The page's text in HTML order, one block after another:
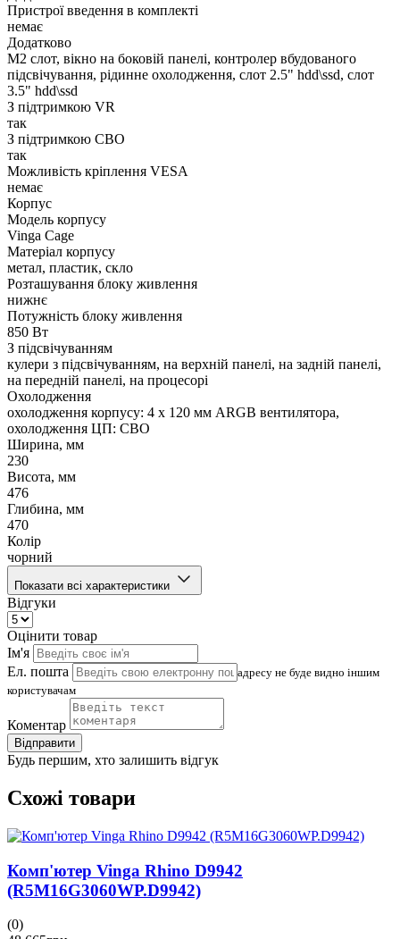
Пристрої введення в комплекті
немає
Додатково
M2 слот, вікно на боковій панелі, контролер вбудованого
підсвічування, рідинне охолодження, слот 2.5" hdd\ssd, слот
3.5" hdd\ssd
З підтримкою VR
так
З підтримкою СВО
так
Можливість кріплення VESA
немає
Корпус
Модель корпусу
Vinga Cage
Матеріал корпусу
метал, пластик, скло
Розташування блоку живлення
нижнє
Потужність блоку живлення
850 Вт
З підсвічуванням
кулери з підсвічуванням, на верхній панелі, на задній панелі,
на передній панелі, на процесорі
Охолодження
охолодження корпусу: 4 x 120 мм ARGB вентилятора,
охолодження ЦП: СВО
Ширина, мм
230
Висота, мм
476
Глибина, мм
470
Колір
чорний
Показати всі характеристики
Відгуки
Оцінити товар
Ім'я
Ел. пошта
адресу не буде видно іншим
користувачам
Коментар
Відправити
Будь першим, хто залишить відгук
Схожі товари
Комп'ютер Vinga Rhino D9942
(R5M16G3060WP.D9942)
(0)